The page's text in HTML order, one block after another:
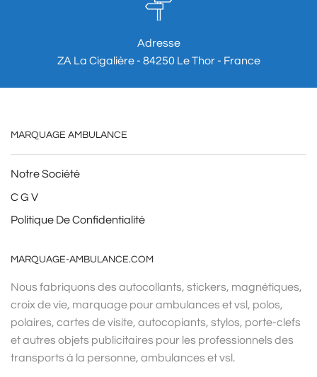
Adresse
ZA La Cigalière - 84250 Le Thor - France
MARQUAGE AMBULANCE
Notre Société
C G V
Politique De Confidentialité
MARQUAGE-AMBULANCE.COM
Nous fabriquons des autocollants, stickers, magnétiques,
croix de vie, marquage pour ambulances et vsl, polos,
polaires, cartes de visite, autocopiants, stylos, porte-clefs
et autres objets publicitaires pour les professionnels des
transports à la personne, ambulances et vsl.